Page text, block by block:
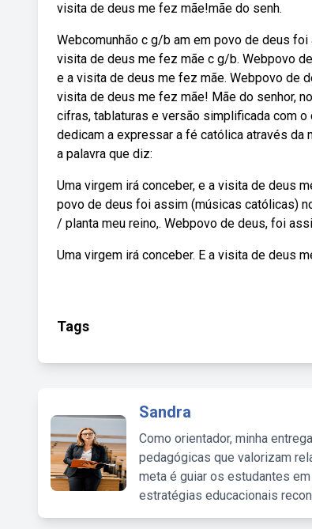
visita de deus me fez mãe!mãe do senh.
Webcomunhão c g/b am em povo de deus
visita de deus me fez mãe c g/b. Webpovo
e a visita de deus me fez mãe. Webpovo de
visita de deus me fez mãe! Mãe do senhor,
cifras, tablaturas e versão simplificada com
dedicam a expressar a fé católica através da
a palavra que diz:
Uma virgem irá conceber, e a visita de deus
povo de deus foi assim (músicas católicas)
/ planta meu reino,. Webpovo de deus, foi
Uma virgem irá conceber. E a visita de deus
Tags
Sandra
Como orientador, minha
pedagógicas que valorizam
meta é guiar os estudantes
estratégias educacionais